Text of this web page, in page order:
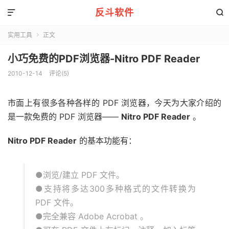
反斗软件 

实用工具  正文
小巧免费的PDF浏览器-Nitro PDF Reader
2010-12-14 评论(5)
市面上有很多各种各样的 PDF 浏览器，今天为大家介绍的
是一款免费的 PDF 浏览器—— Nitro PDF Reader 。
Nitro PDF Reader 的基本功能有：
●浏览/建立 PDF 文件。
●支持将多达300多种格式的文件转换为
PDF 文件。
●完全兼容 Adobe Acrobat 。